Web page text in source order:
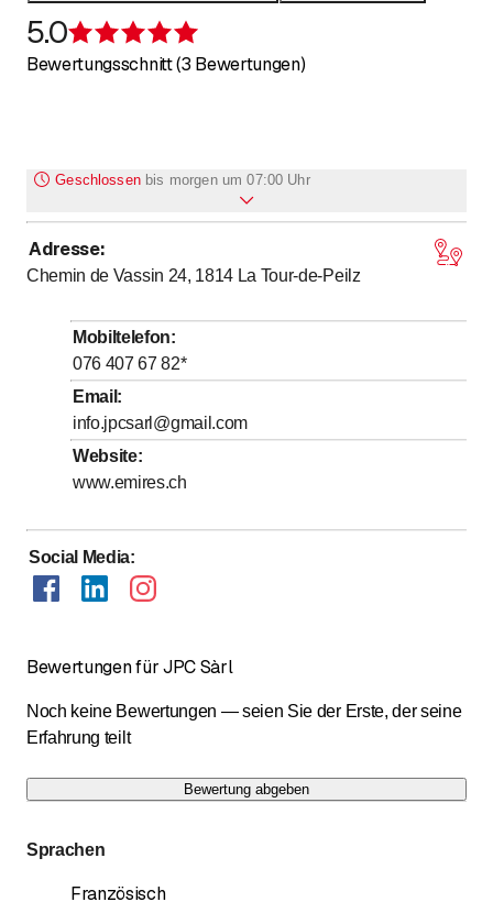
5.0
Bewertungsschnitt (3 Bewertungen)
Geschlossen bis morgen um 07:00 Uhr
Montag
00
Dienstag
7:00
Mittwoch
7:00- bis
17:00
Donnerstag
Freitag
Samstag
Sonntag
Adresse:
Chemin de Vassin 24, 1814 La Tour-de-Peilz
Mobiltelefon:
076 407 67 82*
Email :
info.jpcsarl@gmail.com
Website:
www.emires.ch
Social Media:
Bewertungen für JPC Sàrl
Noch keine Bewertungen — seien Sie der Erste, der seine
Erfahrung teilt
Bewertung abgeben
Sprachen
Französisch